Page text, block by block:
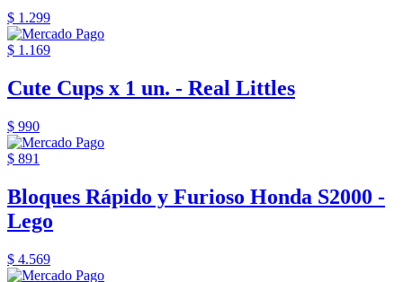
$ 1.299
$ 1.169
Cute Cups x 1 un. - Real Littles
$ 990
$ 891
Bloques Rápido y Furioso Honda S2000 -
Lego
$ 4.569